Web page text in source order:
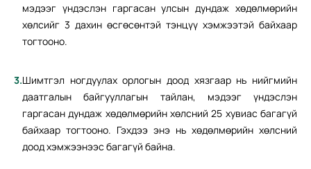
мэдээг үндэслэн гаргасан улсын дундаж хөдөлмөрийн
хөлсийг 3 дахин өсгөсөнтэй тэнцүү хэмжээтэй байхаар
тогтооно.
Шимтгэл ногдуулах орлогын доод хязгаар нь нийгмийн
даатгалын байгууллагын тайлан, мэдээг үндэслэн
гаргасан дундаж хөдөлмөрийн хөлсний 25 хувиас багагүй
байхаар тогтооно. Гэхдээ энэ нь хөдөлмөрийн хөлсний
доод хэмжээнээс багагүй байна.